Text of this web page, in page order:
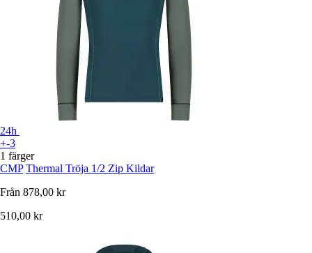
24h
+-3
1 färger
CMP Thermal Tröja 1/2 Zip Kildar
Från 878,00 kr
510,00 kr